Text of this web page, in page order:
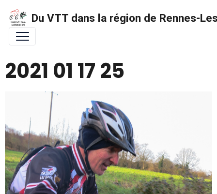
Du VTT dans la région de Rennes-
2021 01 17 25